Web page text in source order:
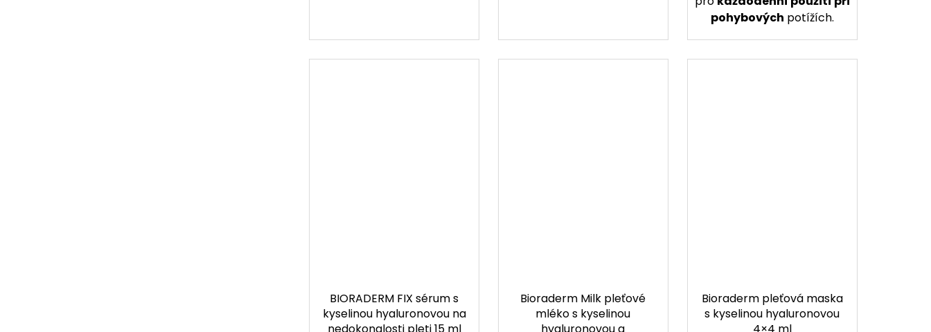
pohybových potížích.
BIORADERM FIX sérum s
kyselinou hyaluronovou na
Bioraderm Milk pleťové
mléko s kyselinou
Bioraderm pleťová maska
s kyselinou hyaluronovou